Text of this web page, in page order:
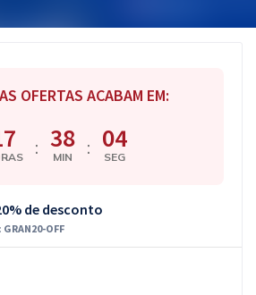
OFERTAS ACABAM EM:
: 38
MIN : 03
SEG
de desconto
GRAN20-OFF